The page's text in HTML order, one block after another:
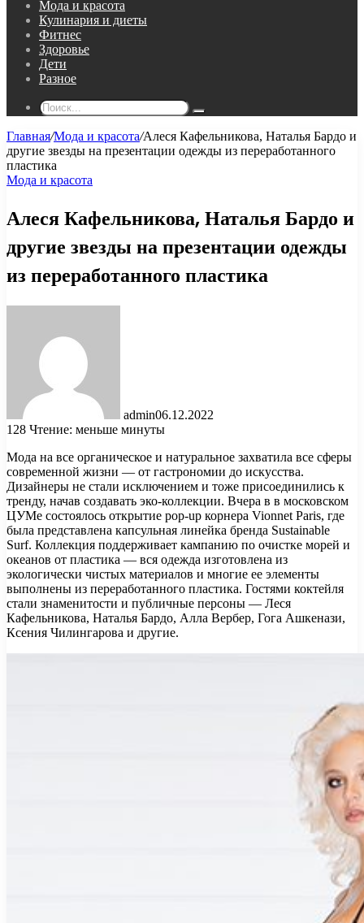
Мода и красота
Кулинария и диеты
Фитнес
Здоровье
Дети
Разное
Поиск...
Главная/Мода и красота/Алеся Кафельникова, Наталья Бардо и
другие звезды на презентации одежды из переработанного
пластика
Мода и красота
Алеся Кафельникова, Наталья Бардо и
другие звезды на презентации одежды
из переработанного пластика
admin06.12.2022
128 Чтение: меньше минуты
Мода на все органическое и натуральное захватила все сферы
современной жизни — от гастрономии до искусства.
Дизайнеры не стали исключением и тоже присоединились к
тренду, начав создавать эко-коллекции. Вчера в в московском
ЦУМе состоялось открытие pop-up корнера Vionnet Paris, где
была представлена капсульная линейка бренда Sustainable
Surf. Коллекция поддерживает кампанию по очистке морей и
океанов от пластика — вся одежда изготовлена из
экологически чистых материалов и многие ее элементы
выполнены из переработанного пластика. Гостями коктейля
стали знаменитости и публичные персоны — Леся
Кафельникова, Наталья Бардо, Алла Вербер, Гога Ашкенази,
Ксения Чилингарова и другие.